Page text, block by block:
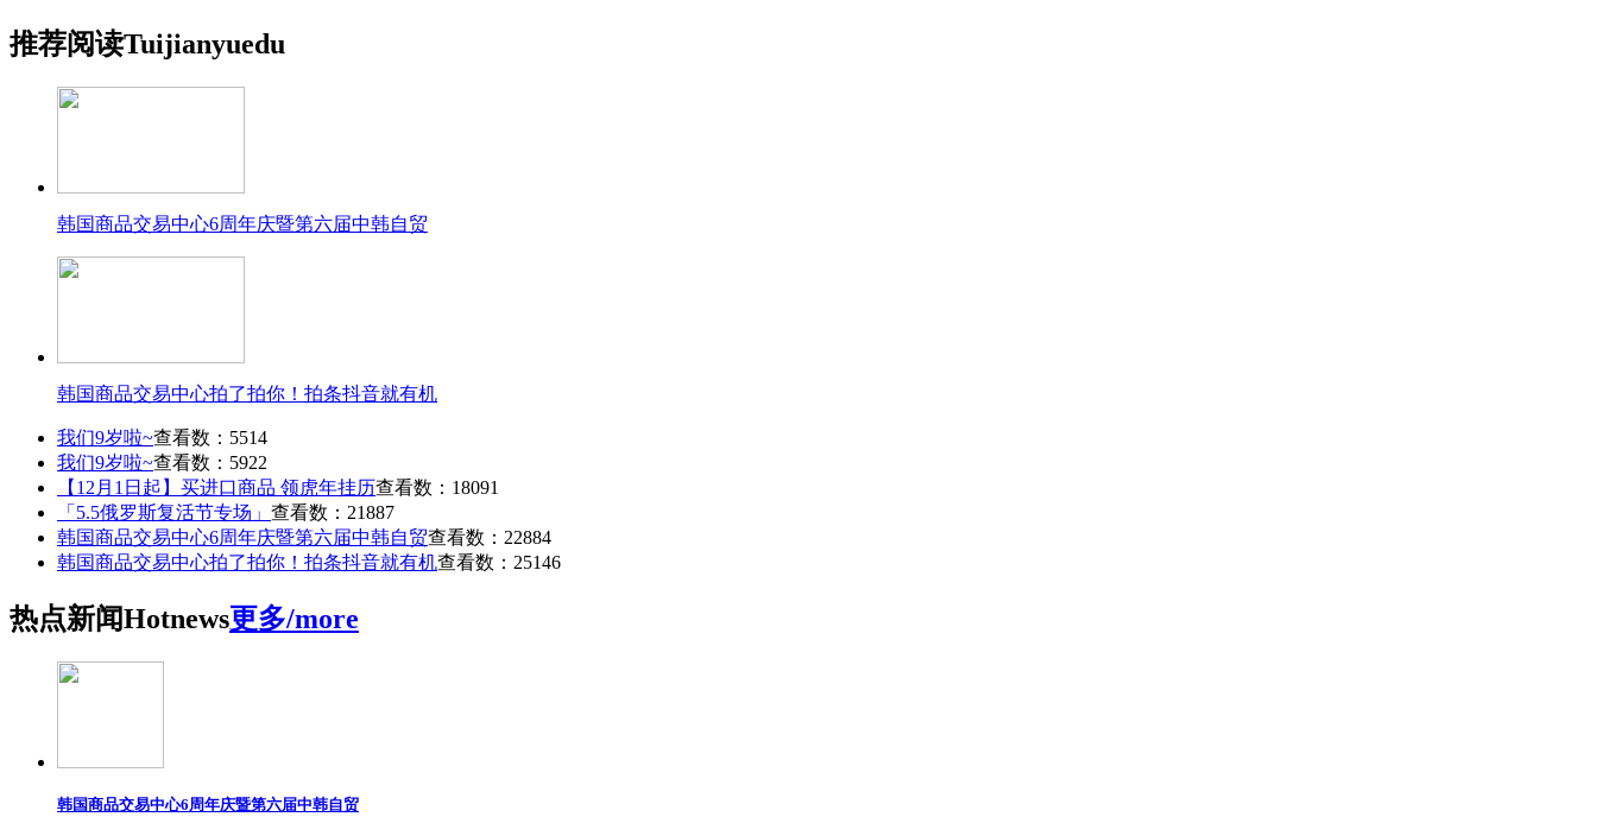
推荐阅读Tuijianyuedu
韩国商品交易中心6周年庆暨第六届中韩自贸
韩国商品交易中心拍了拍你！拍条抖音就有机
我们9岁啦~查看数：5514
我们9岁啦~查看数：5922
【12月1日起】买进口商品 领虎年挂历查看数：18091
「5.5俄罗斯复活节专场」 查看数：21887
韩国商品交易中心6周年庆暨第六届中韩自贸查看数：22884
韩国商品交易中心拍了拍你！拍条抖音就有机查看数：25146
热点新闻Hotnews更多/more
韩国商品交易中心6周年庆暨第六届中韩自贸